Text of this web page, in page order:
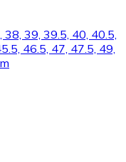
39, 39.5, 40, 40.5,
46.5, 47, 47.5, 49,